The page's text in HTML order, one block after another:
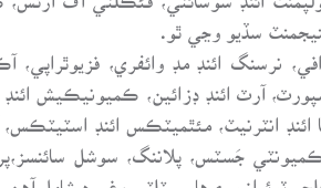
سڏيو وڃي ٿو.
ائنڊ مڊ وائفري، فزيوٿراپي،
آرٽ ائنڊ ڊزائين، ڪميونيڪيش
انٽرنيٽ، مئٿميٽڪس ائنڊ اسٽيٽڪس،
ڪميونٽي جَسٽس، پلاننگ، سوشل
۽ هاسپيٽلٽي وغيره شامل آهن.